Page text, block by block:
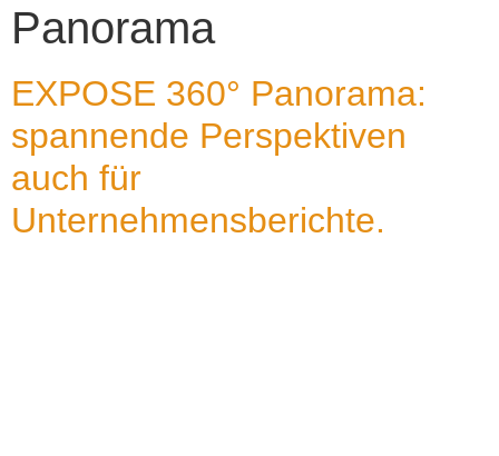
Panorama
EXPOSE 360° Panorama:
spannende Perspektiven
auch für
Unternehmensberichte.